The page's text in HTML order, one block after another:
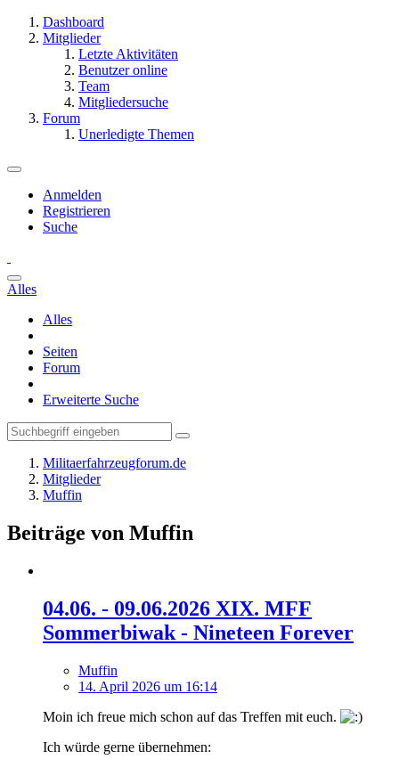
Dashboard
Mitglieder
Letzte Aktivitäten
Benutzer online
Team
Mitgliedersuche
Forum
Unerledigte Themen
Anmelden
Registrieren
Suche
Alles
Alles
Seiten
Forum
Erweiterte Suche
Militaerfahrzeugforum.de
Mitglieder
Muffin
Beiträge von Muffin
04.06. - 09.06.2026 XIX. MFF
Sommerbiwak - Nineteen Forever
Muffin
14. April 2026 um 16:14
Moin ich freue mich schon auf das Treffen mit euch.
Ich würde gerne übernehmen: